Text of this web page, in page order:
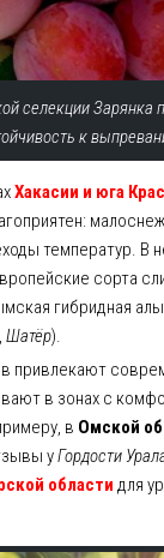
селекции Зарянка
к
Хакасии и юга
температур. В
сорта
гибридная
Шатёр).
привлекают
в зонах с
в Омской
уГордости
области для